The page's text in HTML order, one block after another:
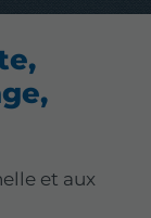
et aux